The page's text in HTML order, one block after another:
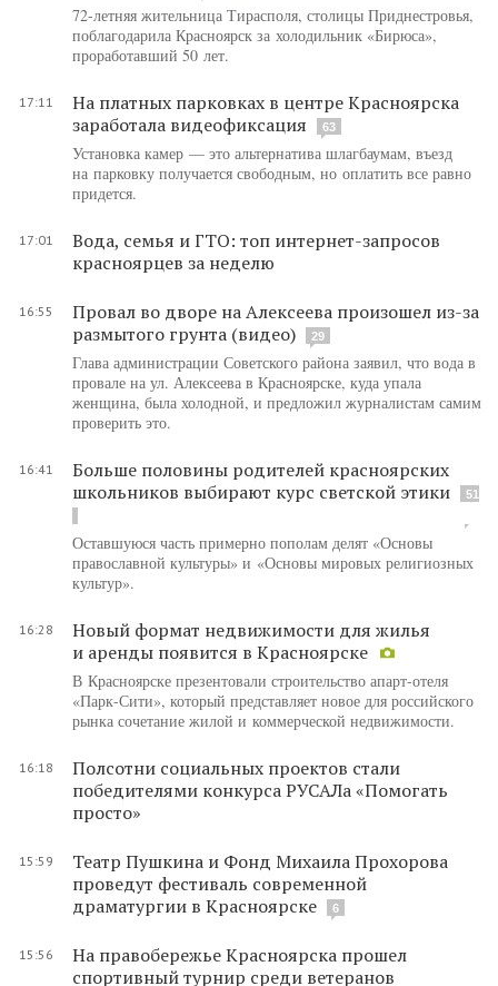
72-летняя жительница Тирасполя, столицы Приднестровья,
поблагодарила Красноярск за холодильник «Бирюса»,
проработавший 50 лет.
17:11
На платных парковках в центре Красноярска
заработала видеофиксация
63
Установка камер — это альтернатива шлагбаумам, въезд
на парковку получается свободным, но оплатить все равно
придется.
17:01
Вода, семья и ГТО: топ интернет-запросов
красноярцев за неделю
16:55
Провал во дворе на Алексеева произошел из-за
размытого грунта (видео)
29
Глава администрации Советского района заявил, что вода в
провале на ул. Алексеева в Красноярске, куда упала
женщина, была холодной, и предложил журналистам самим
проверить это.
16:41
Больше половины родителей красноярских
школьников выбирают курс светской этики
51
Оставшуюся часть примерно пополам делят «Основы
православной культуры» и «Основы мировых религиозных
культур».
16:28
Новый формат недвижимости для жилья
и аренды появится в Красноярске
В Красноярске презентовали строительство апарт-отеля
«Парк-Сити», который представляет новое для российского
рынка сочетание жилой и коммерческой недвижимости.
16:18
Полсотни социальных проектов стали
победителями конкурса РУСАЛа «Помогать
просто»
15:59
Театр Пушкина и Фонд Михаила Прохорова
проведут фестиваль современной
драматургии в Красноярске
6
15:56
На правобережье Красноярска прошел
спортивный турнир среди ветеранов